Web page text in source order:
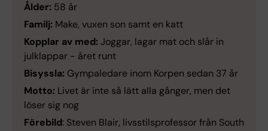
Ålder: 58 år
Familj: Make, vuxen son samt en katt
Kopplar av med: Joggar, lagar mat och slår in
julklappar - året runt
Bisyssla: Gympaledare inom Korpen sedan 37 år
Motto: Livet är inte så lätt alla gånger, men det
löser sig nog
Förebild: Steven Blair, livsstilsprofessor från South